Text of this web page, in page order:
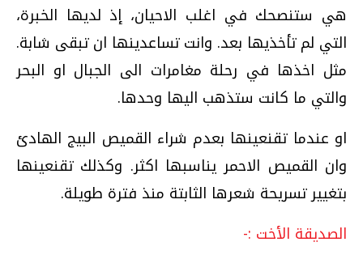
هي ستنصحك في اغلب الاحيان، إذ لديها الخبرة،
التي لم تأخذيها بعد. وانت تساعدينها ان تبقى شابة.
مثل اخذها في رحلة مغامرات الى الجبال او البحر
والتي ما كانت ستذهب اليها وحدها.
او عندما تقنعينها بعدم شراء القميص البيج الهادئ
وان القميص الاحمر يناسبها اكثر. وكذلك تقنعينها
بتغيير تسريحة شعرها الثابتة منذ فترة طويلة.
الصديقة الأخت :-